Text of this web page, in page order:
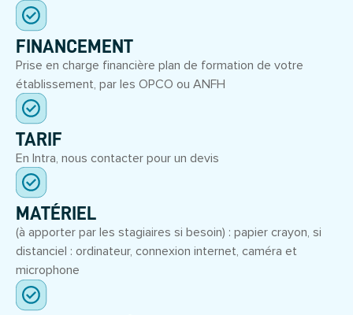
FINANCEMENT
Prise en charge financière plan de formation de votre
établissement, par les OPCO ou ANFH
TARIF
En Intra, nous contacter pour un devis
MATÉRIEL
(à apporter par les stagiaires si besoin) : papier crayon, si
distanciel : ordinateur, connexion internet, caméra et
microphone